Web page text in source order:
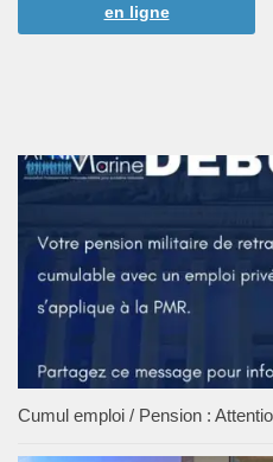
en ligne
Cumul emploi / Pension :